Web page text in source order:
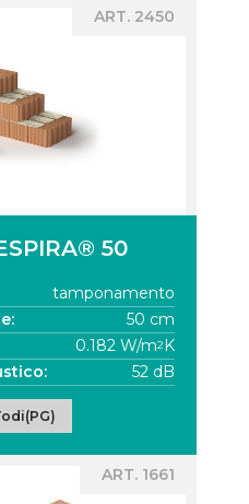
ART. 2450
50
tamponamento
50 cm
0.182 W/m2K
52 dB
ART. 1661